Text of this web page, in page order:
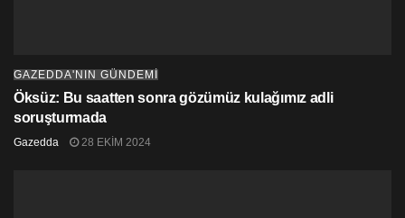
GAZEDDA'NIN GÜNDEMİ
Öksüz: Bu saatten sonra gözümüz kulağımız adli
soruşturmada
Gazedda 28 EKIM 2024